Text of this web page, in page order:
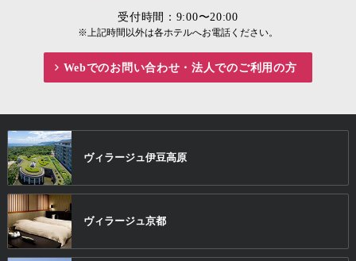
受付時間：9:00〜20:00
※上記時間以外は各ホテルへお電話ください。
Webでのお問い合わせ・法人でのご利用の方
ヴィラージュ 伊豆高原
ヴィラージュ 京都